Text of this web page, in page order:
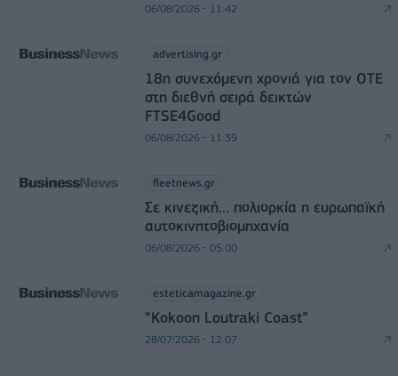
06/08/2026 - 11:42
advertising.gr
18η συνεχόμενη χρονιά για τον ΟΤΕ
στη διεθνή σειρά δεικτών
FTSE4Good
06/08/2026 - 11:39
fleetnews.gr
Σε κινεζική… πολιορκία η ευρωπαϊκή
αυτοκινητοβιομηχανία
06/08/2026 - 05:00
esteticamagazine.gr
“Kokoon Loutraki Coast”
28/07/2026 - 12:07